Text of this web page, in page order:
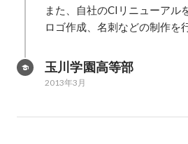
また、自社のCIリニューアル
ロゴ作成、名刺などの制作を
玉川学園高等部
2013年3月